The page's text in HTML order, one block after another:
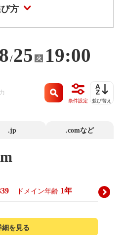
方
8/25 火 19:00
条件設定 並び替え
.jp .comなど
細を見る
ドメイン年齢 1年